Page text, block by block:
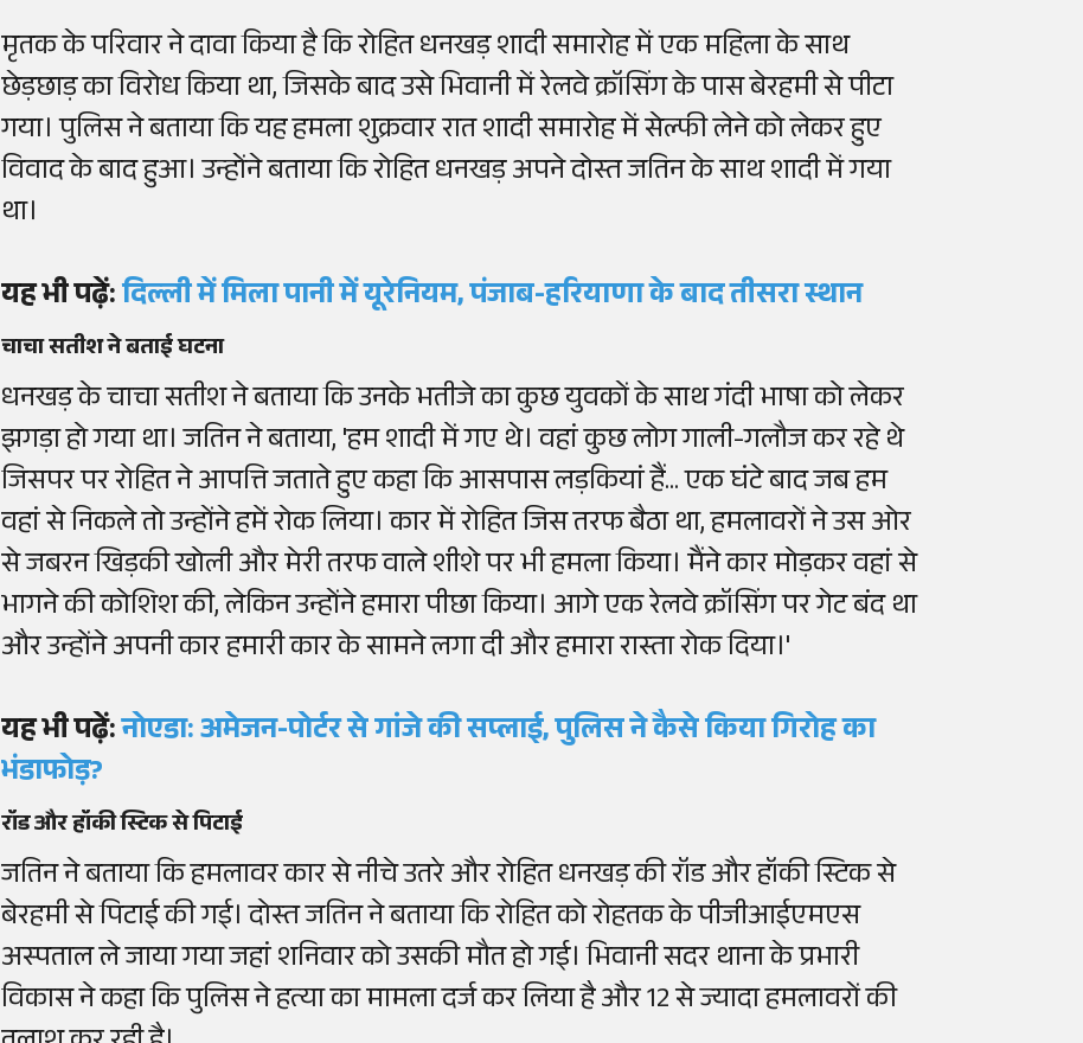
मृतककेपरिवारनेदावाकियाहैकिरोहितधनखड़शादीसमारोहमेंएकमहिलाकेसाथ
छेड़छाड़काविरोधकियाथा,जिसकेबादउसेभिवानीमेंरेलवेक्रॉसिंगकेपासबेरहमीसेपीटा
गया।पुलिसनेबतायाकियहहमलाशुक्रवाररातशादीसमारोहमेंसेल्फीलेनेकोलेकरहुए
विवादकेबादहुआ।उन्होंनेबतायाकिरोहितधनखड़अपनेदोस्तजतिनकेसाथशादीमेंगया
था।
यहभीपढ़ें:दिल्ली में मिला पानी में यूरेनियम, पंजाब-हरियाणा के बाद तीसरा स्थान
चाचासतीशनेबताईघटना
धनखड़के चाचासतीशने बताया कि उनके भतीजे का कुछ युवकों के साथ गंदी भाषा को लेकर
झगड़ा हो गया था। जतिन ने बताया,'हम शादी में गए थे। वहां कुछ लोग गाली-गलौजकर रहे थे
जिसपर पर रोहित ने आपत्ति जताते हुए कहा कि आसपास लड़कियां हैं... एक घंटे बाद जब हम
वहां से निकले तो उन्होंने हमें रोक लिया। कार में रोहित जिस तरफ बैठा था, हमलावरों ने उस ओर
से जबरन खिड़की खोली और मेरी तरफ वाले शीशे पर भी हमला किया। मैंने कार मोड़कर वहांसे
भागने की कोशिशकी, लेकिन उन्होंने हमारा पीछा किया। आगे एक रेलवेक्रॉसिंगपरगेटबंदथा
और उन्होंने अपनी कार हमारी कारकेसामने लगा दी और हमारा रास्ता रोकदिया।'
यहभीपढ़ें:नोएडा: अमेजन-पोर्टर से गांजे की सप्लाई, पुलिस ने कैसे किया गिरोह का
भंडाफोड़?
रॉडऔर हॉकीस्टिकसे पिटाई
जतिन ने बताया कि हमलावर कार से नीचे उतरे और रोहितधनखड़कीरॉडऔर हॉकीस्टिकसे
बेरहमी सेपिटाईकी गई। दोस्त जतिन ने बताया कि रोहित कोरोहतककेपीजीआईएमएस
अस्पताल ले जाया गया जहां शनिवार को उसकी मौत हो गई। भिवानीसदर थाना के प्रभारी
विकास ने कहा कि पुलिसनेहत्या का मामला दर्ज कर लिया है और 12 से ज्यादा हमलावरों की